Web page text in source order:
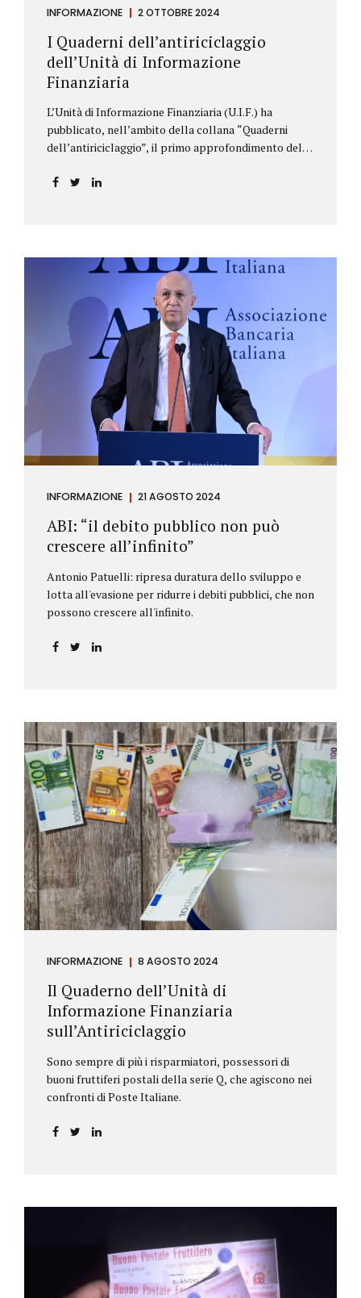
INFORMAZIONE 2 OTTOBRE 2024
I Quaderni dell’antiriciclaggio
dell’Unità di Informazione
Finanziaria
L’Unità di Informazione Finanziaria (U.I.F.) ha
pubblicato, nell’ambito della collana “Quaderni
dell’antiriciclaggio”, il primo approfondimento del
aggiornamenti della normativa e della
riguardano le novità nella disciplina internazionale e
nazionale, e forniscono informazioni su
eventuali consultazioni pubbliche e su pronunce di
particolare rilevanza emesse nell’esercizio
dell’attività giurisdizionale. In questo numero
l’approfondimento è dedicato, in particolare: alla
recente normativa della UE sugli obblighi
antiriciclaggio (c.d. AML Package), tra cui il
Regolamento Antiriciclaggio e la Direttiva AML;
all’AMLA, ovvero alla nuova Autorità europea che
INFORMAZIONE 21 AGOSTO 2024
ABI: “il debito pubblico non può
crescere all’infinito”
Antonio Patuelli: ripresa duratura dello sviluppo e
lotta all'evasione per ridurre i debiti pubblici, che non
possono crescere all'infinito.
INFORMAZIONE 8 AGOSTO 2024
Il Quaderno dell’Unità di
Informazione Finanziaria
sull’Antiriciclaggio
Sono sempre di più i risparmiatori, possessori di
buoni fruttiferi postali della serie Q, che agiscono nei
confronti di Poste Italiane.